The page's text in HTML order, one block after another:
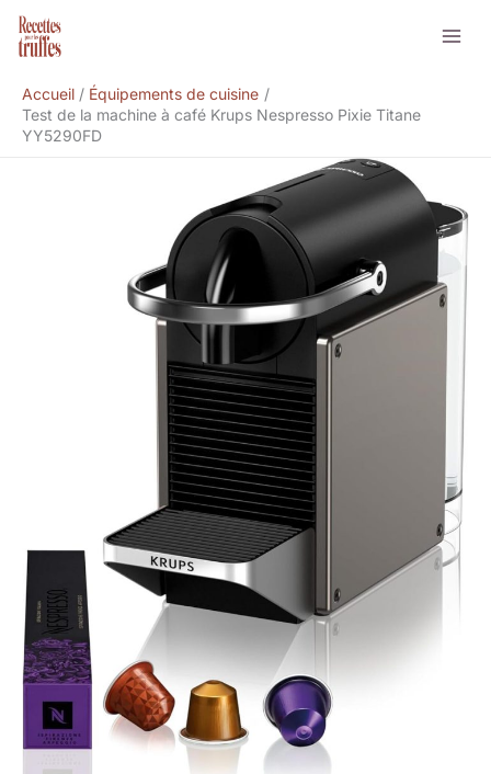
Aller
Accueil
Équipements de cuisine
Test de la machine à café Krups Nespresso Pixie Titane
YY5290FD
Rechercher